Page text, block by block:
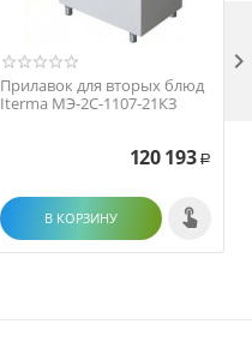
Прилавок для вторых блюд
Iterma МЭ-2С-1107-21КЗ
120 193 Р
В КОРЗИНУ
